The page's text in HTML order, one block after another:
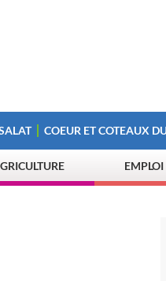
COEUR ET COTEAUX
EMPLOI